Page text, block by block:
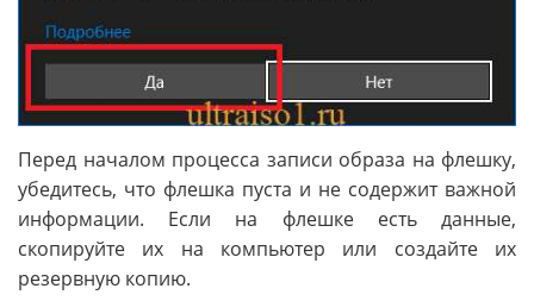
Перед началом процесса записи образа на флешку,
убедитесь, что флешка пуста и не содержит важной
информации. Если на флешке есть данные,
скопируйте их на компьютер или создайте их
резервную копию.